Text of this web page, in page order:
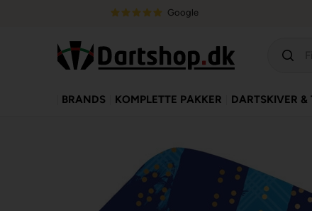
Google
BRANDS KOMPLETTE PAKKER DARTSKIVER &